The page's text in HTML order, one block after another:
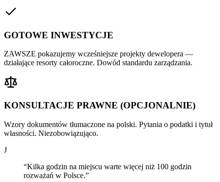
GOTOWE INWESTYCJE
ZAWSZE pokazujemy wcześniejsze projekty dewelopera —
działające resorty całoroczne. Dowód standardu zarządzania.
KONSULTACJE PRAWNE (OPCJONALNIE)
Wzory dokumentów tłumaczone na polski. Pytania o podatki i tytuł
własności. Niezobowiązująco.
J
“Kilka godzin na miejscu warte więcej niż 100 godzin
rozważań w Polsce.”